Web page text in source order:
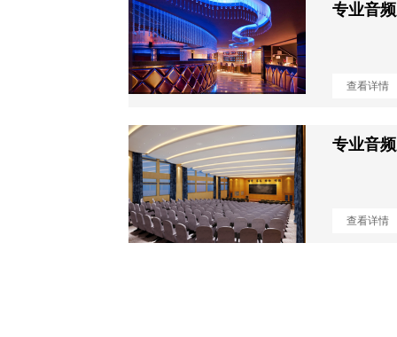
专业音
查看详情
专业音
查看详情